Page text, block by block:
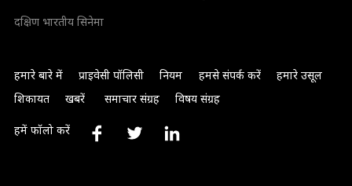
दक्षिण भारतीय सिनेमा
हमारे बारे में प्राइवेसी पॉलिसी नियम हमसे संपर्क करें
हमारे उसूल
शिकायत
खबरें समाचार संग्रह विषय संग्रह
हमें फॉलो करें